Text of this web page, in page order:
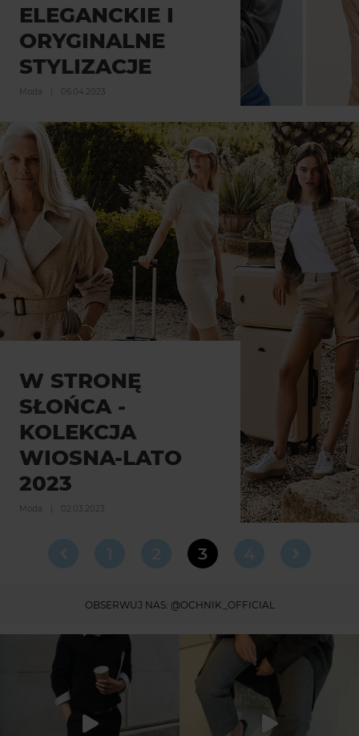
ELEGANCKIE I
ORYGINALNE
STYLIZACJE
Moda 06.04.2023
W STRONĘ
SŁOŃCA -
KOLEKCJA
WIOSNA-LATO
2023
Moda 02.03.2023
3
OBSERWUJ NAS: @OCHNIK_OFFICIAL